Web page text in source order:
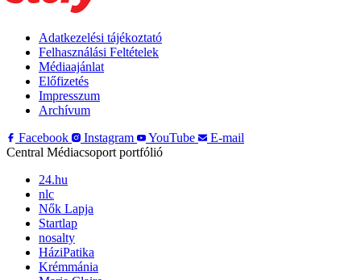
Adatkezelési tájékoztató
Felhasználási Feltételek
Médiaajánlat
Előfizetés
Impresszum
Archívum
Facebook
Instagram YouTube
E-mail
Central Médiacsoport portfólió
24.hu
nlc
Nők Lapja
Startlap
nosalty
HáziPatika
Krémmánia